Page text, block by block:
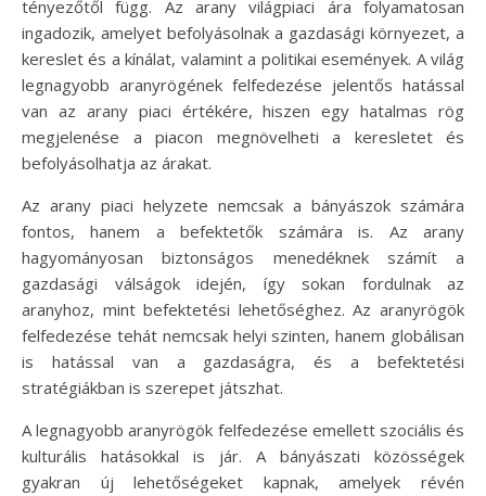
tényezőtől függ. Az arany világpiaci ára folyamatosan
ingadozik, amelyet befolyásolnak a gazdasági környezet, a
kereslet és a kínálat, valamint a politikai események. A világ
legnagyobb aranyrögének felfedezése jelentős hatással
van az arany piaci értékére, hiszen egy hatalmas rög
megjelenése a piacon megnövelheti a keresletet és
befolyásolhatja az árakat.
Az arany piaci helyzete nemcsak a bányászok számára
fontos, hanem a befektetők számára is. Az arany
hagyományosan biztonságos menedéknek számít a
gazdasági válságok idején, így sokan fordulnak az
aranyhoz, mint befektetési lehetőséghez. Az aranyrögök
felfedezése tehát nemcsak helyi szinten, hanem globálisan
is hatással van a gazdaságra, és a befektetési
stratégiákban is szerepet játszhat.
A legnagyobb aranyrögök felfedezése emellett szociális és
kulturális hatásokkal is jár. A bányászati közösségek
gyakran új lehetőségeket kapnak, amelyek révén